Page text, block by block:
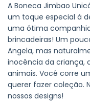
A Boneca Jimbao
um toque especial à
uma ótima
brincadeiras! Um
Angela, mas
inocência da criança,
animais. Você corre
querer fazer coleção.
nossos designs!